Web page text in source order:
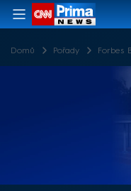
Domů Pořady Forbes